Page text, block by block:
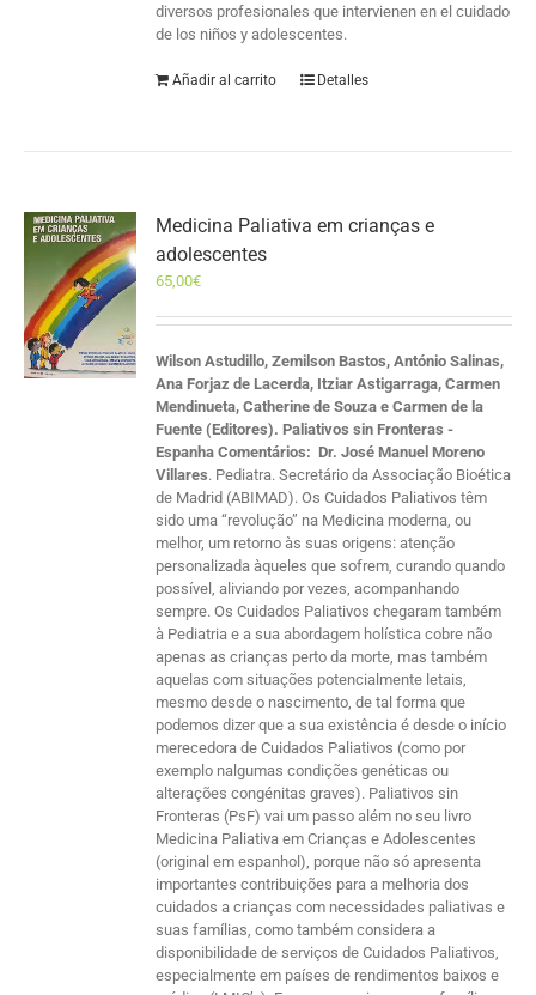
diversos profesionales que intervienen en el cuidado
de los niños y adolescentes.
Añadir al carrito Detalles
Medicina Paliativa em crianças e
adolescentes
65,00€
Wilson Astudillo, Zemilson Bastos, António Salinas,
Ana Forjaz de Lacerda, Itziar Astigarraga, Carmen
Mendinueta, Catherine de Souza e Carmen de la
Fuente (Editores). Paliativos sin Fronteras -
Espanha Comentários: Dr. José Manuel Moreno
Villares. Pediatra. Secretário da Associação Bioética
de Madrid (ABIMAD). Os Cuidados Paliativos têm
sido uma “revolução” na Medicina moderna, ou
melhor, um retorno às suas origens: atenção
personalizada àqueles que sofrem, curando quando
possível, aliviando por vezes, acompanhando
sempre. Os Cuidados Paliativos chegaram também
à Pediatria e a sua abordagem holística cobre não
apenas as crianças perto da morte, mas também
aquelas com situações potencialmente letais,
mesmo desde o nascimento, de tal forma que
podemos dizer que a sua existência é desde o início
merecedora de Cuidados Paliativos (como por
exemplo nalgumas condições genéticas ou
alterações congénitas graves). Paliativos sin
Fronteras (PsF) vai um passo além no seu livro
Medicina Paliativa em Crianças e Adolescentes
(original em espanhol), porque não só apresenta
importantes contribuições para a melhoria dos
cuidados a crianças com necessidades paliativas e
suas famílias, como também considera a
disponibilidade de serviços de Cuidados Paliativos,
especialmente em países de rendimentos baixos e